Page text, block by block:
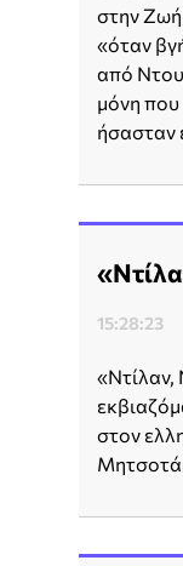
στην
«όταν
από
μόνη που
ήσασταν
15:28:23
«Ντίλαν,
στον